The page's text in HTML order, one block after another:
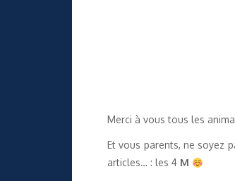
Merci à vous tous les
Et vous parents, ne soyez
articles… : les 4 M